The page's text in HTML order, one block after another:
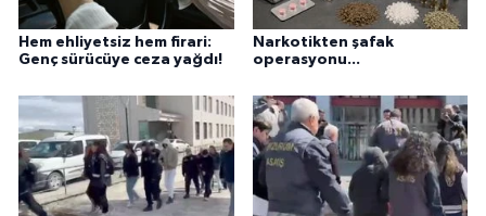
Hem ehliyetsiz hem firari:
Genç sürücüye ceza yağdı!
Narkotikten şafak
operasyonu...